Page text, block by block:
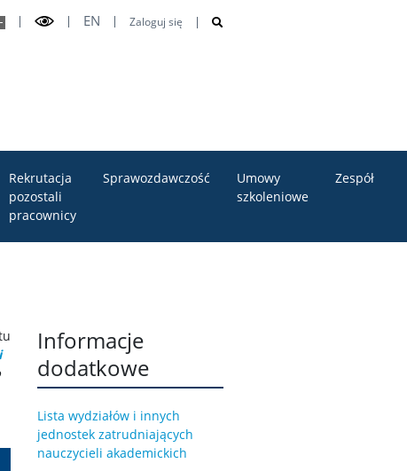
EN Zaloguj się
Rekrutacja
pozostali
pracownicy
Sprawozdawczość
Umowy
szkoleniowe
Zespół
Informacje
dodatkowe
Lista wydziałów i innych
jednostek zatrudniających
nauczycieli akademickich